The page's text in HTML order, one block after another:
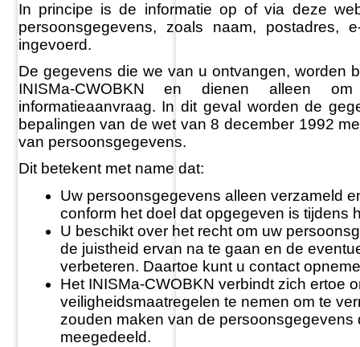
In principe is de informatie op of via deze
persoonsgegevens, zoals naam, postadres,
ingevoerd.
De gegevens die we van u ontvangen, worden
INISMa-CWOBKN en dienen alleen
informatieaanvraag. In dit geval worden de
bepalingen van de wet van 8 december 1992
van persoonsgegevens.
Dit betekent met name dat:
Uw persoonsgegevens alleen verzameld
conform het doel dat opgegeven is tijdens
U beschikt over het recht om uw
de juistheid ervan na te gaan en de
verbeteren. Daartoe kunt u contact
Het INISMa-CWOBKN verbindt zich ertoe
veiligheidsmaatregelen te nemen om te
zouden maken van de persoonsgegevens
meegedeeld.